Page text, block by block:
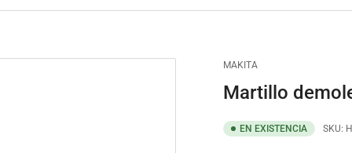
MAKITA
Martillo
EN EXISTENCIA SKU: